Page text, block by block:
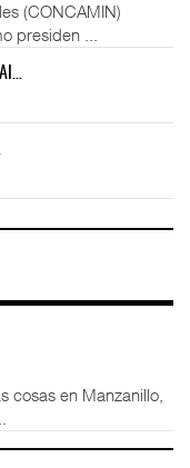
(CONCAMIN)
presiden ...
cosas en Manzanillo,